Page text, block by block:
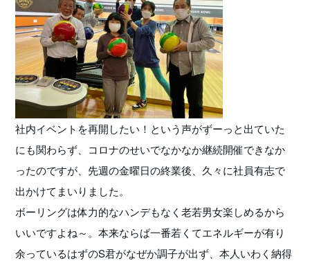
社内イベントを再開したい！という声がずーっと出ていた
にも関わらず、コロナのせいでなかなか継続開催できなか
ったのですが、先週の金曜日の終業後、久々に社員有志で
出かけてまいりました。
ボーリングは体力的なハンデもなく老若男女楽しめるから
いいですよね～。本来ならば一番若くてエネルギーが有り
余っているはずのS君がなぜか調子が出ず、本人いわく納得